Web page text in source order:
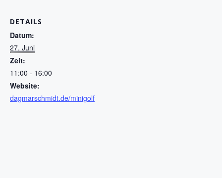
DETAILS
Datum:
27. Juni
Zeit:
11:00 - 16:00
Website:
dagmarschmidt.de/minigolf